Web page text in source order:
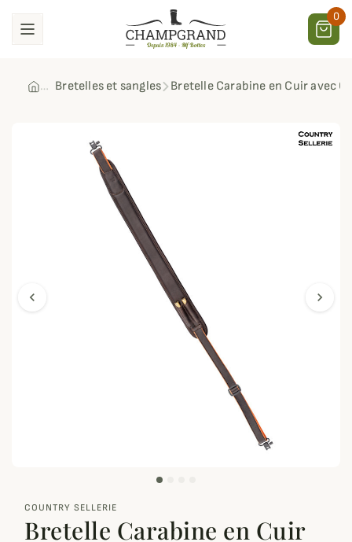
0
Bretelles et sangles Bretelle Carabine en Cuir avec
chevron_left chevron_right
COUNTRY SELLERIE
Bretelle Carabine en Cuir